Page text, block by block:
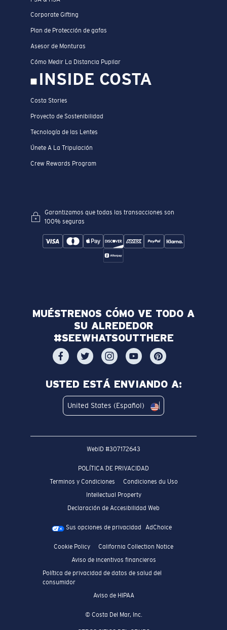
Corporate Gifting
Plan de Protección de gafas
Asesor de Monturas
Cómo Medir La Distancia Pupilar
INSIDE COSTA
Costa Stories
Proyecto de Sostenibilidad
Tecnología de las Lentes
Únete A La Tripulación
Crew Rewards Program
Garantizamos que todas las transacciones son
100% seguras
MUÉSTRENOS CÓMO VE TODO A
SU ALREDEDOR
#SEEWHATSOUTTHERE
USTED ESTÁ ENVIANDO A:
United States (Español)
WebID #307172643
POLÍTICA DE PRIVACIDAD
Terminos y Condiciones
Condiciones du Uso
Intellectual Property
Declaración de Accesibilidad Web
Sus opciones de privacidad AdChoice
Cookie Policy
California Collection Notice
Aviso de incentivos financieros
Política de privacidad de datos de salud del
consumidor
Aviso de HIPAA
© Costa Del Mar, Inc.